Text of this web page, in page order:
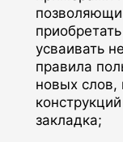
усваивать
правила
новых
закладка;